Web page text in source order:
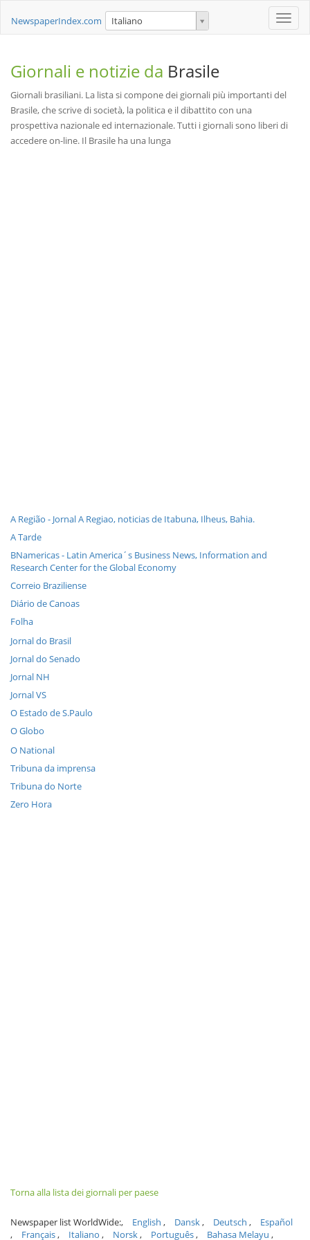
Toggle
NewspaperIndex.com Italiano
Giornali e notizie da Brasile
Giornali brasiliani. La lista si compone dei giornali più importanti del
Brasile, che scrive di società, la politica e il dibattito con una
prospettiva nazionale ed internazionale. Tutti i giornali sono liberi di
accedere on-line. Il Brasile ha una lunga
A Região - Jornal A Regiao, noticias de Itabuna, Ilheus, Bahia.
A Tarde
BNamericas - Latin America´s Business News, Information and
Research Center for the Global Economy
Correio Braziliense
Diário de Canoas
Folha
Jornal do Brasil
Jornal do Senado
Jornal NH
Jornal VS
O Estado de S.Paulo
O Globo
O National
Tribuna da imprensa
Tribuna do Norte
Zero Hora
Torna alla lista dei giornali per paese
Newspaper list WorldWide: English Dansk Deutsch
Español
Français
Italiano Norsk Português Bahasa Melayu